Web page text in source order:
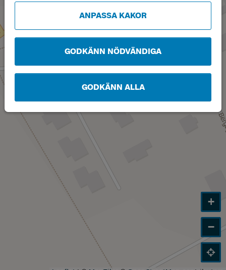
ANPASSA KAKOR
GODKÄNN NÖDVÄNDIGA
GODKÄNN ALLA
+
−